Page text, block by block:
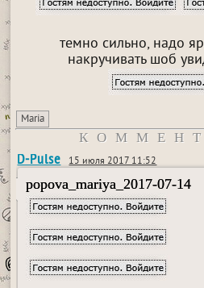
темно сильно, надо
накручивать шоб
Maria
D-Pulse 15 июля 2017 11:52
popova_mariya_2017-07-14